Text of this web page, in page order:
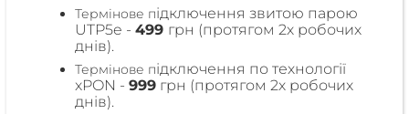
Термінове підключення звитою парою
UTP5e - 499 грн (протягом 2х робочих
днів).
Термінове підключення по технології
xPON - 999 грн (протягом 2х робочих
днів).